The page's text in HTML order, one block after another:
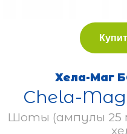
Хела-Маг
Chela-Mag
Шоты (ампулы 25